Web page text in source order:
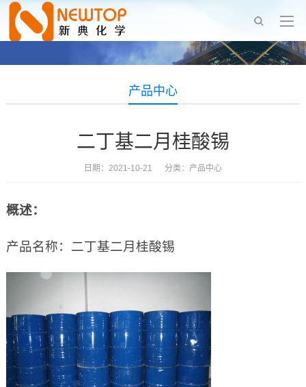
产品中心
二丁基二月桂酸锡
日期：2021-10-21 分类： 产品中心
概述：
产品名称：二丁基二月桂酸锡